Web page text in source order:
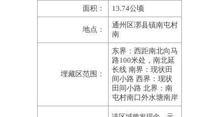
面积： 13.74公顷
地点：
通州区漷县镇南屯村
南
埋藏区范围：
东界：西距南北向马
路100米处，南北延
长线 南界：现状田
间小路 西界：现状
田间小路 北界：南
屯村南口外水塘南岸